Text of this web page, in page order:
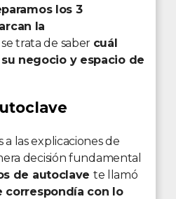
los 3
la
trata de saber cuál
negocio y espacio de
a las explicaciones de
decisión fundamental
de autoclave te llamó
correspondía con lo